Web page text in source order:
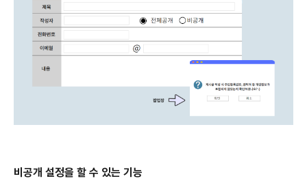
비공개 설정을 할 수 있는 기능